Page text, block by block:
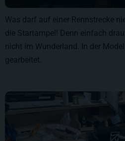
Was darf auf einer Rennstrecke
die Startampel! Denn einfach
nicht im Wunderland. In der
gearbeitet.